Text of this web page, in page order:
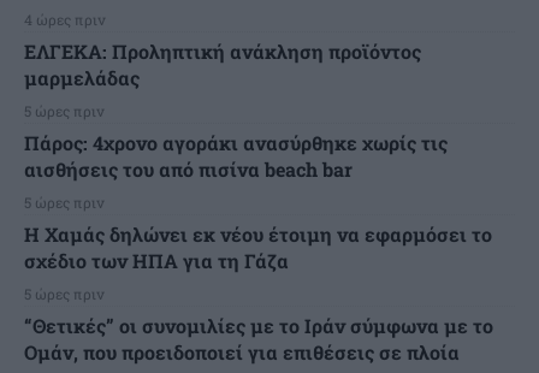
4 ώρες πριν
ΕΛΓΕΚΑ: Προληπτική ανάκληση προϊόντος
μαρμελάδας
5 ώρες πριν
Πάρος: 4χρονο αγοράκι ανασύρθηκε χωρίς τις
αισθήσεις του από πισίνα beach bar
5 ώρες πριν
Η Χαμάς δηλώνει εκ νέου έτοιμη να εφαρμόσει το
σχέδιο των ΗΠΑ για τη Γάζα
5 ώρες πριν
“Θετικές” οι συνομιλίες με το Ιράν σύμφωνα με το
Ομάν, που προειδοποιεί για επιθέσεις σε πλοία